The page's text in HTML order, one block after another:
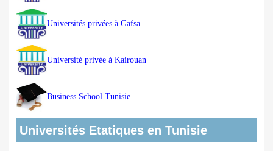
Universités privées à Gafsa
Université privée à Kairouan
Business School Tunisie
Universités Etatiques en Tunisie